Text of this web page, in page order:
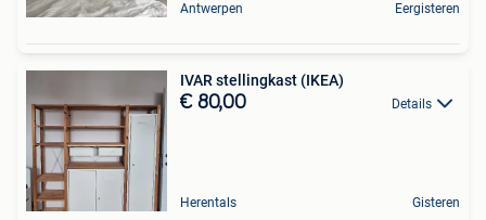
Antwerpen Eergisteren
IVAR stellingkast (IKEA)
€ 80,00 Details
Herentals Gisteren